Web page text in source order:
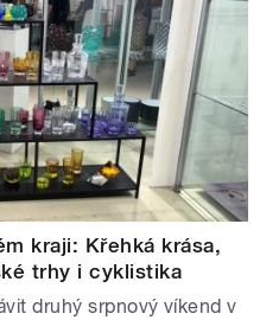
kraji: Křehká krása,
trhy i cyklistika
druhý srpnový víkend v